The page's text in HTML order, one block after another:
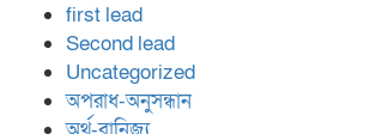
first lead
Second lead
Uncategorized
অপরাধ-অনুসন্ধান